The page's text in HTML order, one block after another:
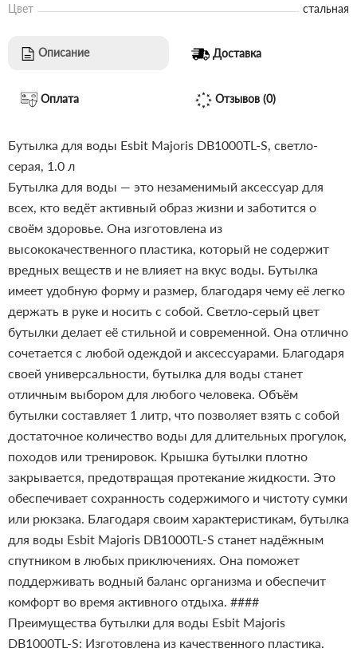
Цвет
стальная
Описание Доставка
Оплата Отзывов (0)
Бутылка для воды Esbit Majoris DB1000TL-S, светло-
серая, 1.0 л
Бутылка для воды — это незаменимый аксессуар для
всех, кто ведёт активный образ жизни и заботится о
своём здоровье. Она изготовлена из
высококачественного пластика, который не содержит
вредных веществ и не влияет на вкус воды. Бутылка
имеет удобную форму и размер, благодаря чему её легко
держать в руке и носить с собой. Светло-серый цвет
бутылки делает её стильной и современной. Она отлично
сочетается с любой одеждой и аксессуарами. Благодаря
своей универсальности, бутылка для воды станет
отличным выбором для любого человека. Объём
бутылки составляет 1 литр, что позволяет взять с собой
достаточное количество воды для длительных прогулок,
походов или тренировок. Крышка бутылки плотно
закрывается, предотвращая протекание жидкости. Это
обеспечивает сохранность содержимого и чистоту сумки
или рюкзака. Благодаря своим характеристикам, бутылка
для воды Esbit Majoris DB1000TL-S станет надёжным
спутником в любых приключениях. Она поможет
поддерживать водный баланс организма и обеспечит
комфорт во время активного отдыха. ####
Преимущества бутылки для воды Esbit Majoris
DB1000TL-S: Изготовлена из качественного пластика.